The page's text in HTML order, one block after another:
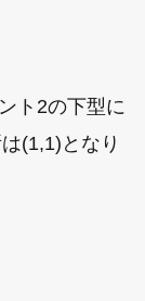
ト2の下型に
(1,1)となり